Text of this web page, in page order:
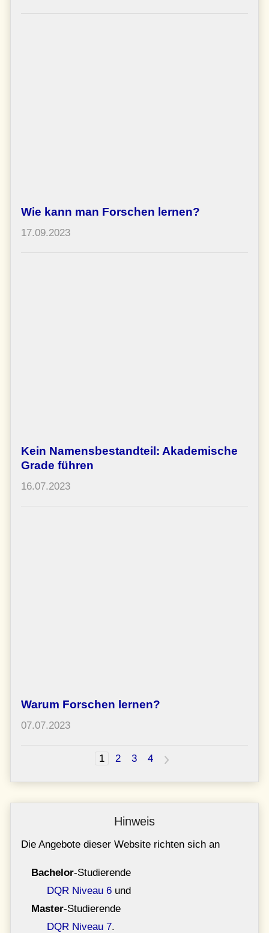
Wie kann man Forschen lernen?
17.09.2023
Kein Namensbestandteil: Akademische
Grade führen
16.07.2023
Warum Forschen lernen?
07.07.2023
1 2 3 4 >
Hinweis
Die Angebote dieser Website richten sich an
Bachelor-Studierende
DQR Niveau 6 und
Master-Studierende
DQR Niveau 7.